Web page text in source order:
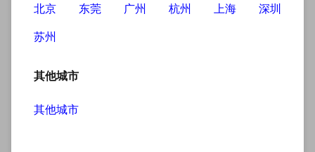
near
北京 东莞 广州 杭州 上海
深圳
苏州
其他城市
其他城市